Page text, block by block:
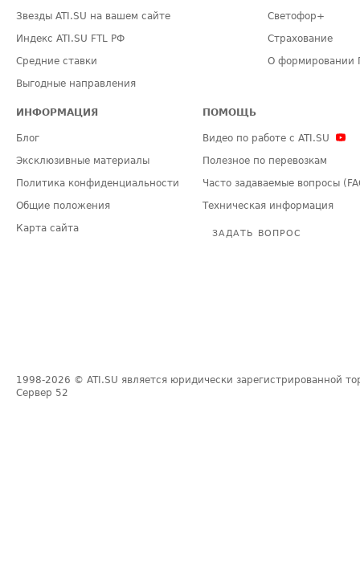
Звезды ATI.SU на вашем сайте
Индекс ATI.SU FTL РФ
Средние ставки
Выгодные направления
Светофор+
Страхование
О формировании
ИНФОРМАЦИЯ
Блог
Эксклюзивные материалы
Политика конфиденциальности
Общие положения
Карта сайта
ПОМОЩЬ
Видео по работе с ATI.SU
Полезное по перевозкам
Часто задаваемые вопросы
Техническая информация
ЗАДАТЬ ВОПРОС
1998-2026 © ATI.SU является юридически зарегистрированной
Сервер 52